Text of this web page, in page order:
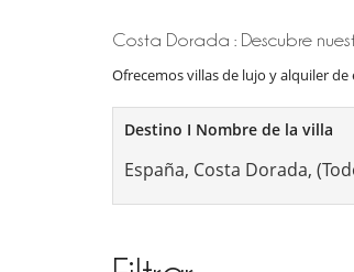
Costa Dorada : Descubre
Ofrecemos villas de lujo y alquiler
Destino I Nombre de la villa